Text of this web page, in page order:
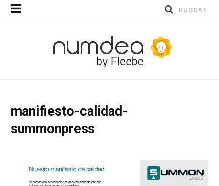
Buscar
manifiesto-calidad-
summonpress